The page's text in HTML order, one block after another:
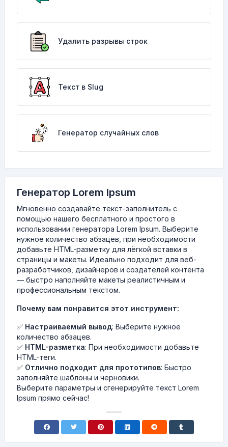
Удалить разрывы строк
Текст в Slug
Генератор случайных слов
Генератор Lorem Ipsum
Мгновенно создавайте текст-заполнитель с
помощью нашего бесплатного и простого в
использовании генератора Lorem Ipsum. Выберите
нужное количество абзацев, при необходимости
добавьте HTML-разметку для лёгкой вставки в
страницы и макеты. Идеально подходит для веб-
разработчиков, дизайнеров и создателей контента
— быстро наполняйте макеты реалистичным и
профессиональным текстом.
Почему вам понравится этот инструмент:
✅ Настраиваемый вывод: Выберите нужное
количество абзацев.
✅ HTML-разметка: При необходимости добавьте
HTML-теги.
✅ Отлично подходит для прототипов: Быстро
заполняйте шаблоны и черновики.
Выберите параметры и сгенерируйте текст Lorem
Ipsum прямо сейчас!